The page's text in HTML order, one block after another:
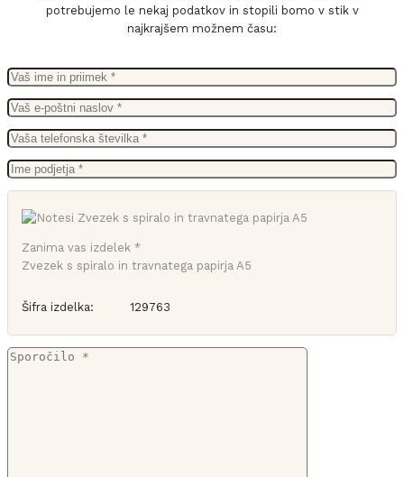
potrebujemo le nekaj podatkov in stopili bomo v stik v
najkrajšem možnem času:
Zanima vas izdelek *
Zvezek s spiralo in travnatega papirja A5
Šifra izdelka: 129763